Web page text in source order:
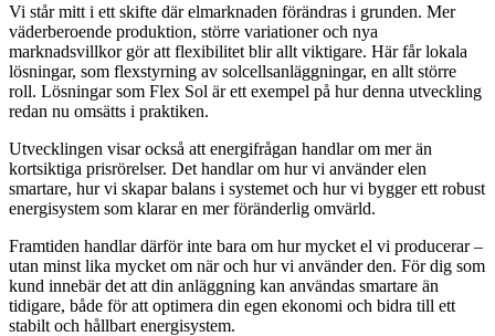
Vi står mitt i ett skifte där elmarknaden förändras i grunden. Mer
väderberoende produktion, större variationer och nya
marknadsvillkor gör att flexibilitet blir allt viktigare. Här får lokala
lösningar, som flexstyrning av solcellsanläggningar, en allt större
roll. Lösningar som Flex Sol är ett exempel på hur denna utveckling
redan nu omsätts i praktiken.
Utvecklingen visar också att energifrågan handlar om mer än
kortsiktiga prisrörelser. Det handlar om hur vi använder elen
smartare, hur vi skapar balans i systemet och hur vi bygger ett robust
energisystem som klarar en mer föränderlig omvärld.
Framtiden handlar därför inte bara om hur mycket el vi producerar –
utan minst lika mycket om när och hur vi använder den. För dig som
kund innebär det att din anläggning kan användas smartare än
tidigare, både för att optimera din egen ekonomi och bidra till ett
stabilt och hållbart energisystem.